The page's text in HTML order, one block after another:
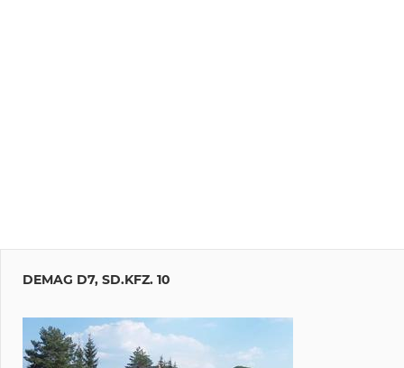
DEMAG D7, SD.KFZ. 10